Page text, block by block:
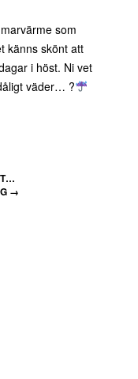
som
känns skönt att
i höst. Ni vet
väder… ?
→